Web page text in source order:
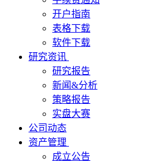
开户指南
表格下载
软件下载
研究资讯
研究报告
新闻&分析
策略报告
实盘大赛
公司动态
资产管理
成立公告